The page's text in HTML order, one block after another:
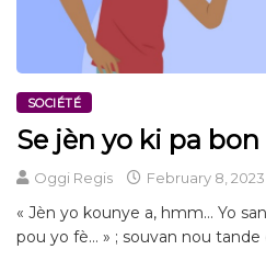
SOCIÉTÉ
Se jèn yo ki pa
Oggi Regis February 8, 2023
« Jèn yo kounye a, hmm… Yo
pou yo fè… » ; souvan nou tande